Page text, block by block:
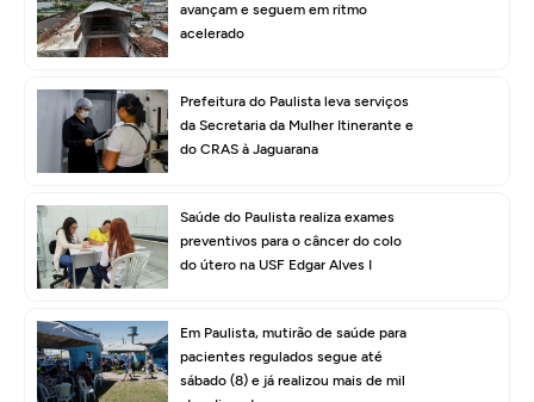
avançam e seguem em ritmo
acelerado
Prefeitura do Paulista leva serviços
da Secretaria da Mulher Itinerante e
do CRAS à Jaguarana
Saúde do Paulista realiza exames
preventivos para o câncer do colo
do útero na USF Edgar Alves I
Em Paulista, mutirão de saúde para
pacientes regulados segue até
sábado (8) e já realizou mais de mil